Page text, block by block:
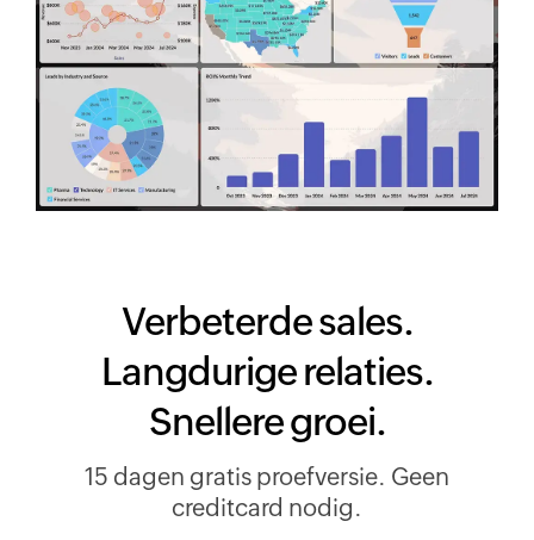
Verbeterde sales.
Langdurige relaties.
Snellere groei.
15 dagen gratis proefversie. Geen
creditcard nodig.